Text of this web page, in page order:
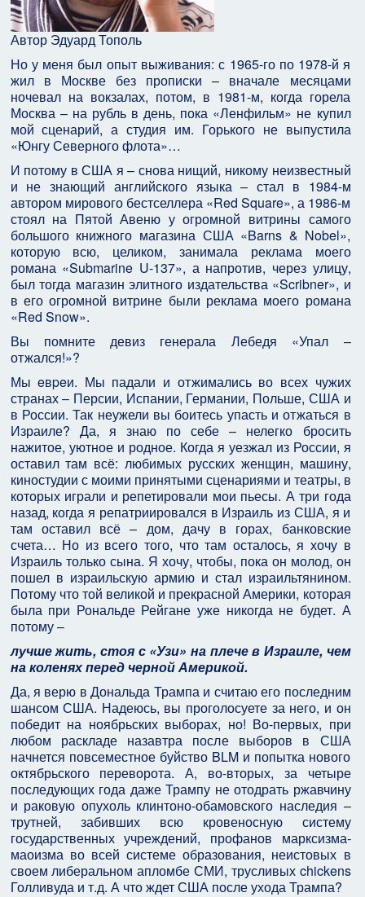
Автор Эдуард Тополь
Но у меня был опыт выживания: с 1965-го по 1978-й я
жил в Москве без прописки – вначале месяцами
ночевал на вокзалах, потом, в 1981-м, когда горела
Москва – на рубль в день, пока «Ленфильм» не купил
мой сценарий, а студия им. Горького не выпустила
«Юнгу Северного флота»…
И потому в США я – снова нищий, никому неизвестный
и не знающий английского языка – стал в 1984-м
автором мирового бестселлера «Red Square», а 1986-м
стоял на Пятой Авеню у огромной витрины самого
большого книжного магазина США «Barns & Nobel»,
которую всю, целиком, занимала реклама моего
романа «Submarine U-137», а напротив, через улицу,
был тогда магазин элитного издательства «Scribner», и
в его огромной витрине были реклама моего романа
«Red Snow».
Вы помните девиз генерала Лебедя «Упал –
отжался!»?
Мы eвpeи. Мы падали и отжимались во всех чужих
странах – Персии, Испании, Германии, Польше, США и
в России. Так неужели вы боитесь упасть и отжаться в
Израиле? Да, я знаю по себе – нелегко бросить
нажитое, уютное и родное. Когда я уезжал из России, я
оставил там всё: любимых русских женщин, машину,
киностудии с моими принятыми сценариями и театры, в
которых играли и репетировали мои пьесы. А три года
назад, когда я репатриировался в Израиль из США, я и
там оставил всё – дом, дачу в горах, банковские
счета… Но из всего того, что там осталось, я хочу в
Израиль только сына. Я хочу, чтобы, пока он молод, он
пошел в израильскую армию и стал израильтянином.
Потому что той великой и прекрасной Америки, которая
была при Рональде Рейгане уже никогда не будет. А
потому –
лучше жить, стоя с «Узи» на плече в Израиле, чем
на коленях перед черной Америкой.
Да, я верю в Дональда Трампа и считаю его последним
шансом США. Надеюсь, вы проголосуете за него, и он
победит на ноябрьских выборах, но! Во-первых, при
любом раскладе назавтра после выборов в США
начнется повсеместное буйство BLM и попытка нового
октябрьского переворота. А, во-вторых, за четыре
последующих года даже Трампу не отодрать ржавчину
и раковую опухоль клинтоно-обамовского наследия –
трутней, забивших всю кровеносную систему
государственных учреждений, профанов марксизма-
маоизма во всей системе образования, неистовых в
своем либеральном апломбе СМИ, трусливых chickens
Голливуда и т.д. А что ждет США после ухода Трампа?